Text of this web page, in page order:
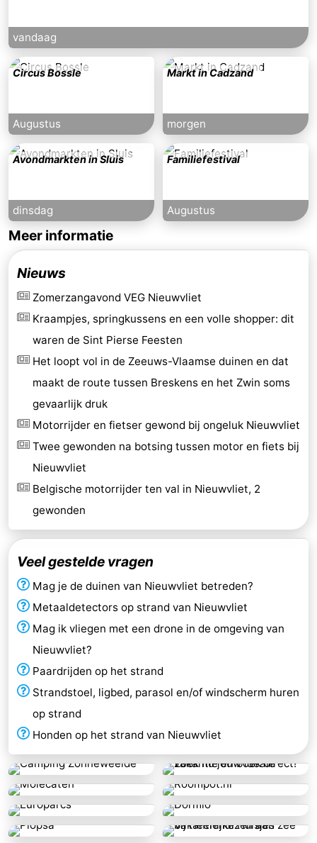
vandaag
Circus Bossle
Augustus
Markt in Cadzand
morgen
Avondmarkten in Sluis
dinsdag
Familiefestival
Augustus
Meer informatie
Nieuws
Zomerzangavond VEG Nieuwvliet
Kraampjes, springkussens en een volle shopper: dit
waren de Sint Pierse Feesten
Het loopt vol in de Zeeuws-Vlaamse duinen en dat
maakt de route tussen Breskens en het Zwin soms
gevaarlijk druk
Motorrijder en fietser gewond bij ongeluk Nieuwvliet
Twee gewonden na botsing tussen motor en fiets bij
Nieuwvliet
Belgische motorrijder ten val in Nieuwvliet, 2
gewonden
Veel gestelde vragen
Mag je de duinen van Nieuwvliet betreden?
Metaaldetectors op strand van Nieuwvliet
Mag ik vliegen met een drone in de omgeving van
Nieuwvliet?
Paardrijden op het strand
Strandstoel, ligbed, parasol en/of windscherm huren
op strand
Honden op het strand van Nieuwvliet